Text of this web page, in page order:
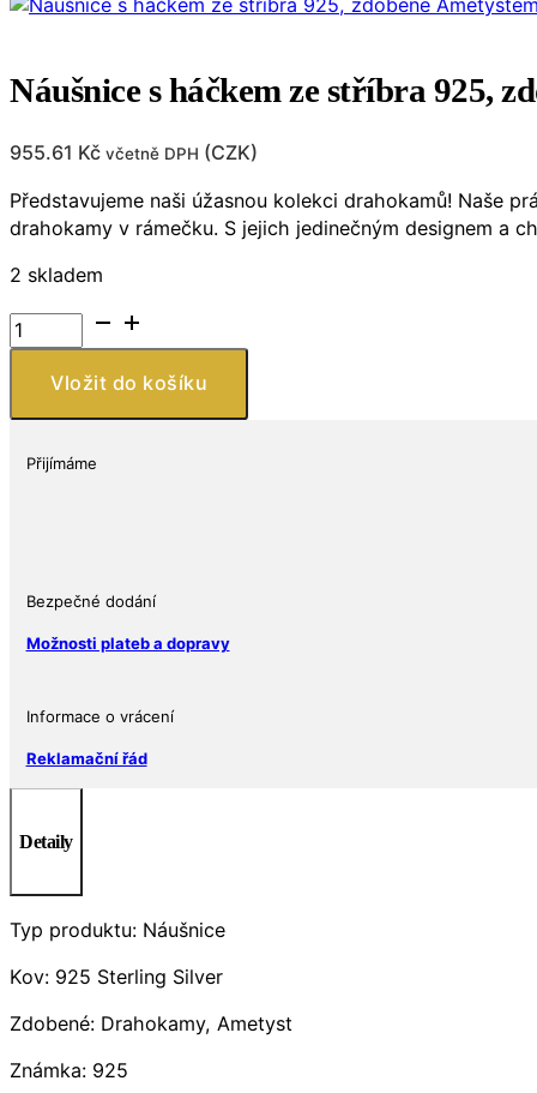
Náušnice s háčkem ze stříbra 925,
955.61 Kč včetně DPH (CZK)
Představujeme naši úžasnou kolekci drahokamů! Naše
drahokamy v rámečku. S jejich jedinečným designem a
2 skladem
Náušnice
s
háčkem
925,
Vložit do košíku
Přijímáme
Bezpečné dodání
Možnosti plateb a dopravy
Informace o vrácení
Reklamační řád
Detaily
Typ produktu: Náušnice
Kov: 925 Sterling Silver
Zdobené: Drahokamy, Ametyst
Známka: 925